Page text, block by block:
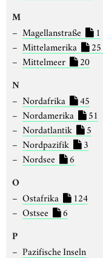
M
Magellanstraße
1
Mittelamerika
25
Mittelmeer
20
N
Nordafrika
45
Nordamerika
51
Nordatlantik
5
Nordpazifik
3
Nordsee
6
O
Ostafrika
124
Ostsee
6
P
Pazifische Inseln